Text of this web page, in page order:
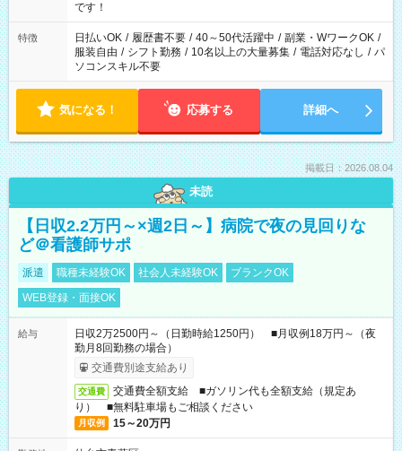
です！
特徴 日払いOK / 履歴書不要 / 40～50代活躍中 / 副業・WワークOK /
服装自由 / シフト勤務 / 10名以上の大量募集 / 電話対応なし / パ
ソコンスキル不要
気になる！ 応募する 詳細へ
掲載日：2026.08.04
未読
【日収2.2万円～×週2日～】病院で夜の見回りな
ど＠看護師サポ
派遣 職種未経験OK 社会人未経験OK
ブランクOK
WEB登録・面接OK
給与
日収2万2500円～（日勤時給1250円） ■月収例18万円～（夜
勤月8回勤務の場合）
交通費別途支給あり
交通費
交通費全額支給 ■ガソリン代も全額支給（規定あ
り） ■無料駐車場もご相談ください
月収例 15～20万円